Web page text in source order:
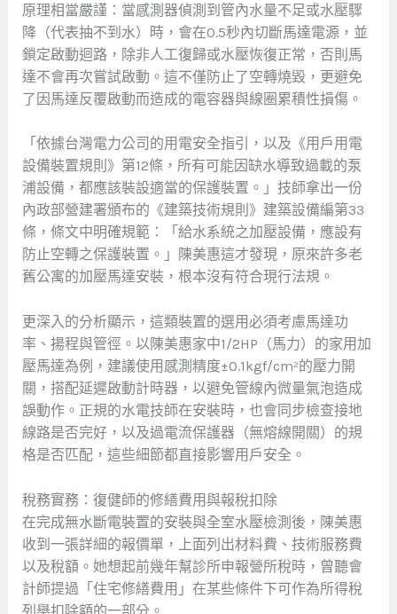
原理相當嚴謹：當感測器偵測到管內水量不足或水壓驟
降（代表抽不到水）時，會在0.5秒內切斷馬達電源，並
鎖定啟動迴路，除非人工復歸或水壓恢復正常，否則馬
達不會再次嘗試啟動。這不僅防止了空轉燒毀，更避免
了因馬達反覆啟動而造成的電容器與線圈累積性損傷。
「依據台灣電力公司的用電安全指引，以及《用戶用電
設備裝置規則》第12條，所有可能因缺水導致過載的泵
浦設備，都應該裝設適當的保護裝置。」技師拿出一份
內政部營建署頒布的《建築技術規則》建築設備編第33
條，條文中明確規範：「給水系統之加壓設備，應設有
防止空轉之保護裝置。」陳美惠這才發現，原來許多老
舊公寓的加壓馬達安裝，根本沒有符合現行法規。
更深入的分析顯示，這類裝置的選用必須考慮馬達功
率、揚程與管徑。以陳美惠家中1/2HP（馬力）的家用加
壓馬達為例，建議使用感測精度±0.1kgf/cm²的壓力開
關，搭配延遲啟動計時器，以避免管線內微量氣泡造成
誤動作。正規的水電技師在安裝時，也會同步檢查接地
線路是否完好，以及過電流保護器（無熔線開關）的規
格是否匹配，這些細節都直接影響用戶安全。
稅務實務：復健師的修繕費用與報稅扣除
在完成無水斷電裝置的安裝與全室水壓檢測後，陳美惠
收到一張詳細的報價單，上面列出材料費、技術服務費
以及稅額。她想起前幾年幫診所申報營所稅時，曾聽會
計師提過「住宅修繕費用」在某些條件下可作為所得稅
列舉扣除額的一部分。